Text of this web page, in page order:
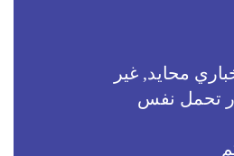
محايد, غير
تحمل نفس